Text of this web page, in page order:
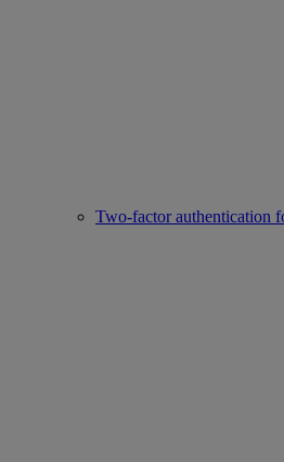
Two-factor authentication